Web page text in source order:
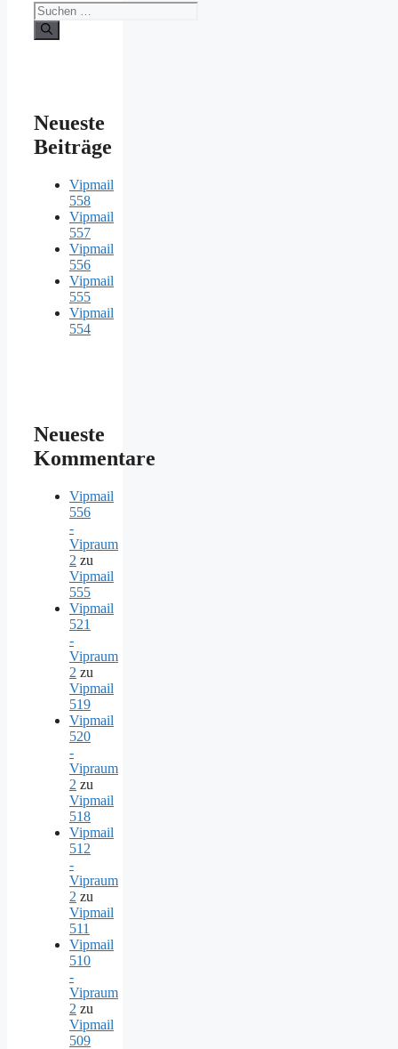
Suche
nach:
Neueste
Beiträge
Vipmail
558
Vipmail
557
Vipmail
556
Vipmail
555
Vipmail
554
Neueste
Kommentare
Vipmail
556
-
Vipraum
2 zu
Vipmail
555
Vipmail
521
-
Vipraum
2 zu
Vipmail
519
Vipmail
520
-
Vipraum
2 zu
Vipmail
518
Vipmail
512
-
Vipraum
2 zu
Vipmail
511
Vipmail
510
-
Vipraum
2 zu
Vipmail
509